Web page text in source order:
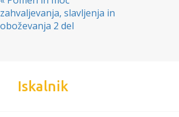
zahvaljevanja, slavljenja in
oboževanja 2 del
Iskalnik